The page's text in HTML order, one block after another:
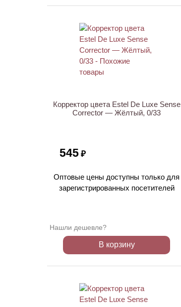
Корректор цвета Estel De Luxe Sense
Corrector — Жёлтый, 0/33
545 ₽
Оптовые цены доступны только для
зарегистрированных посетителей
Нашли дешевле?
В корзину